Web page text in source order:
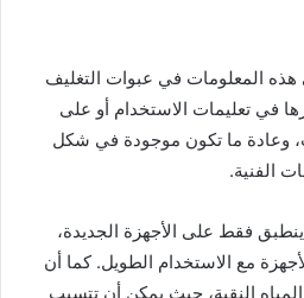
المعلومات في عبوات التغليف
في تعليمات الاستخدام أو على
وعادة ما تكون موجودة في شكل
الفنية.
فقط على الأجهزة الجديدة،
مع الاستخدام الطويل. كما أن
النقية، حيث يمكن أن تتسبب